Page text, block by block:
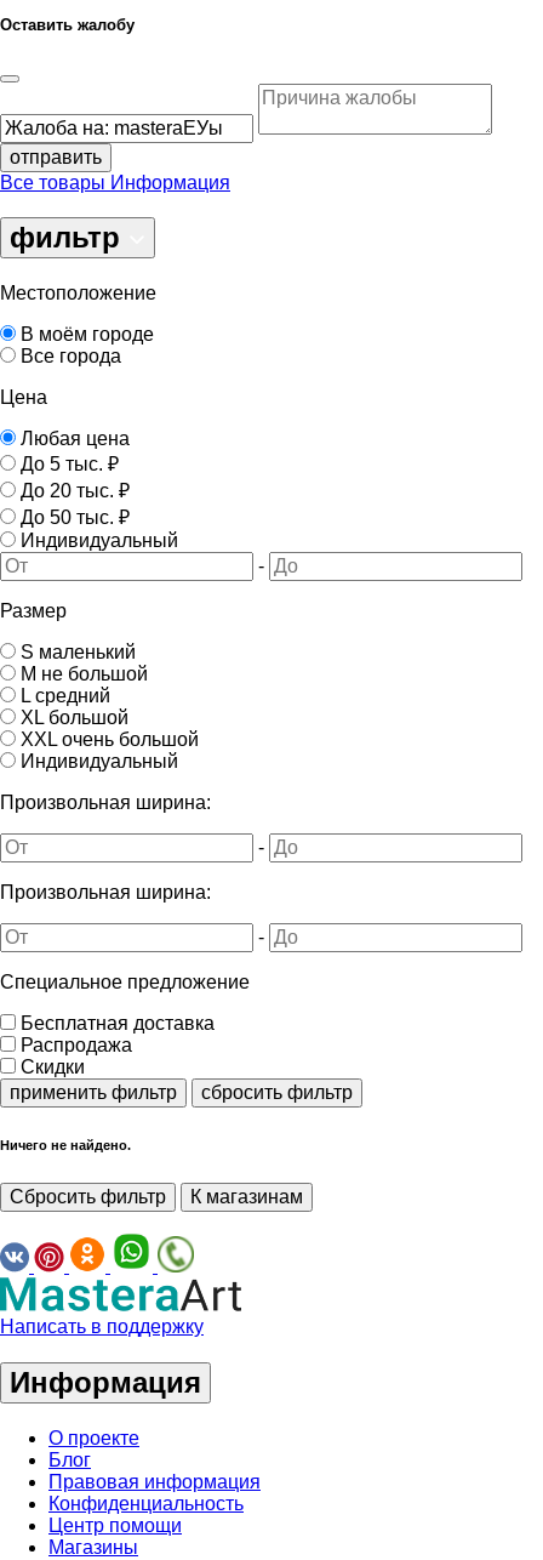
Оставить жалобу
отправить
Все товары Информация
фильтр
Местоположение
В моём городе
Все города
Цена
Любая цена
До 5 тыс. ₽
До 20 тыс. ₽
До 50 тыс. ₽
Индивидуальный
-
Размер
S маленький
M не большой
L средний
XL большой
XXL очень большой
Индивидуальный
Произвольная ширина:
-
Произвольная ширина:
-
Специальное предложение
Бесплатная доставка
Распродажа
Скидки
применить фильтр
сбросить фильтр
Ничего не найдено.
Сбросить фильтр К магазинам
Написать в поддержку
Информация
О проекте
Блог
Правовая информация
Конфиденциальность
Центр помощи
Магазины